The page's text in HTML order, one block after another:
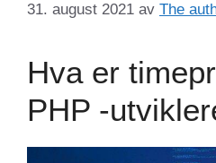
31. august 2021 av The
Hva er
PHP -